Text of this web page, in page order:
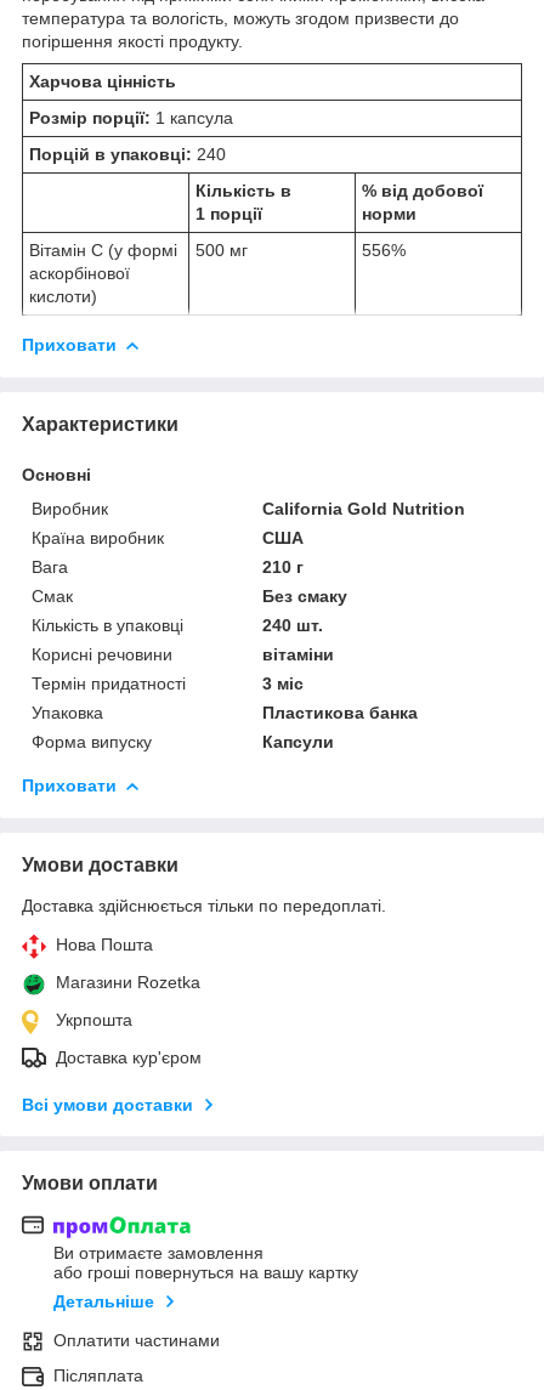
температура та вологість, можуть згодом призвести до
погіршення якості продукту.
Харчова цінність
Розмір порції: 1 капсула
Порцій в упаковці: 240
Кількість в
1 порції
% від добової
норми
Вітамін C (у формі
аскорбінової
кислоти)
500 мг 556%
Приховати
Характеристики
Основні
Виробник
California Gold Nutrition
Країна виробник
США
Вага
210 г
Смак
Без смаку
Кількість в упаковці
240 шт.
Корисні речовини
вітаміни
Термін придатності
3 міс
Упаковка
Пластикова банка
Форма випуску
Капсули
Приховати
Умови доставки
Доставка здійснюється тільки по передоплаті.
Нова Пошта
Магазини Rozetka
Укрпошта
Доставка кур'єром
Всі умови доставки
Умови оплати
Ви отримаєте замовлення
або гроші повернуться на вашу картку
Детальніше
Оплатити частинами
Післяплата